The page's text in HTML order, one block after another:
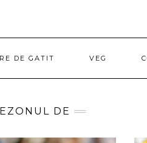
DE GATIT VEG
DE